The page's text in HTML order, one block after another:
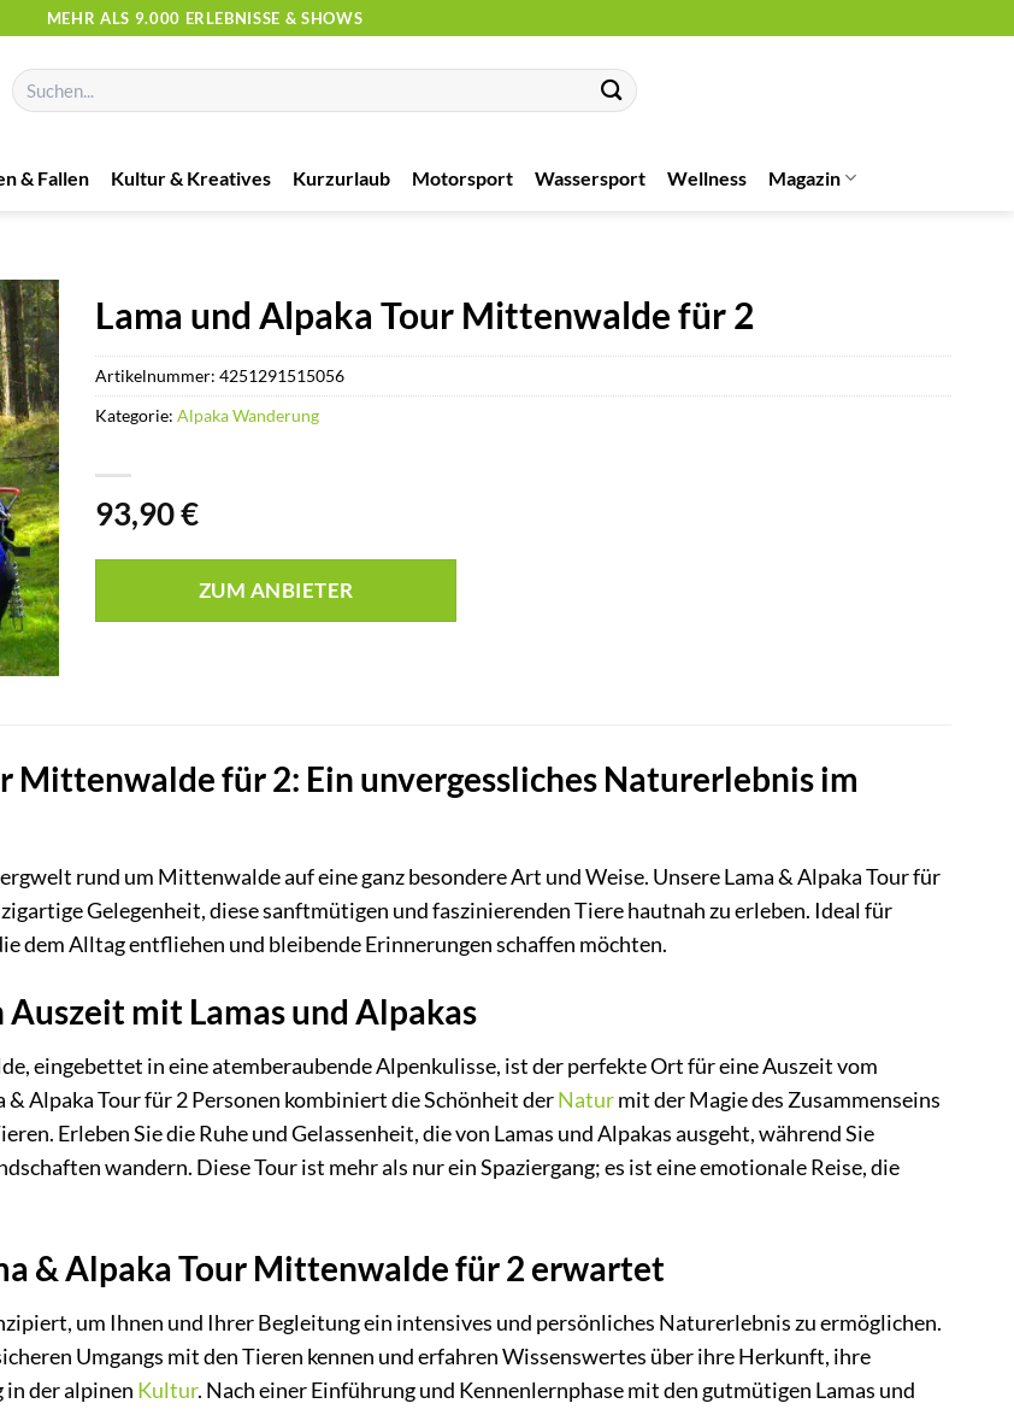
MEHR ALS 9.000 ERLEBNISSE & SHOWS
Suchen
nach:
& Fallen Kultur & Kreatives Kurzurlaub Motorsport Wassersport Wellness Magazin
Lama und Alpaka Tour Mittenwalde für 2
93,90€
ZUM ANBIETER
Artikelnummer:4251291515056
Kategorie:Alpaka Wanderung
Mittenwalde für 2: Ein unvergessliches Naturerlebnis im
rund um Mittenwalde auf eine ganz besondere Art und Weise. Unsere Lama & Alpaka Tour für
Gelegenheit, diese sanftmütigen und faszinierenden Tiere hautnah zu erleben. Ideal für
dem Alltag entfliehen und bleibende Erinnerungen schaffen möchten.
mit Lamas und Alpakas
eingebettet in eine atemberaubende Alpenkulisse, ist der perfekte Ort für eine Auszeit vom
& Alpaka Tour für 2 Personen kombiniert die Schönheit derNaturmit der Magie des Zusammenseins
Erleben Sie die Ruhe und Gelassenheit, die von Lamas und Alpakas ausgeht, während Sie
wandern. Diese Tour ist mehr als nur ein Spaziergang; es ist eine emotionale Reise, die
& Alpaka Tour Mittenwalde für 2 erwartet
um Ihnen und Ihrer Begleitung ein intensives und persönliches Naturerlebnis zu ermöglichen.
Umgangs mit den Tieren kennen und erfahren Wissenswertes über ihre Herkunft, ihre
in der alpinen Kultur. Nach einer Einführung und Kennenlernphase mit den gutmütigen Lamas und